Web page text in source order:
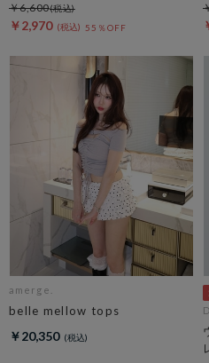
￥2,970 55％OFF
￥6,600
amerge.
belle mellow tops
￥20,350